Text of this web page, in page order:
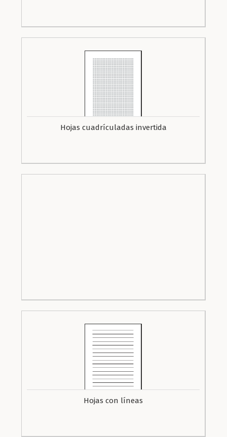
Hojas cuadrículadas invertida
Hojas con líneas